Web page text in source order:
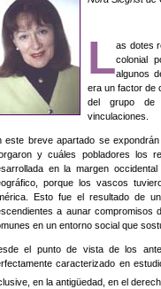
Las dotes
colonial
algunos
era un factor de
del grupo de
vinculaciones.
este breve apartado se
y cuáles pobladores los
en la margen
porque los vascos
Esto fue el resultado de
a aunar compromisos
en un entorno social que
el punto de vista de los
caracterizado en
en la antigüedad, en el